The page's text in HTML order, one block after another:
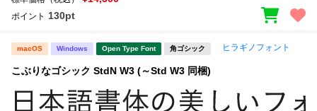
ポイント 130pt
macOS Windows Open Type Font 角ゴシック ヒラギノフォント
こぶりなゴシック StdN W3 (～Std W3 同梱)